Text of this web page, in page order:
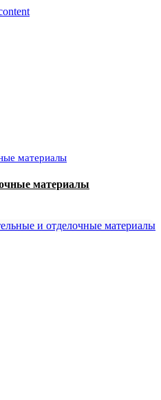
материалы
материалы